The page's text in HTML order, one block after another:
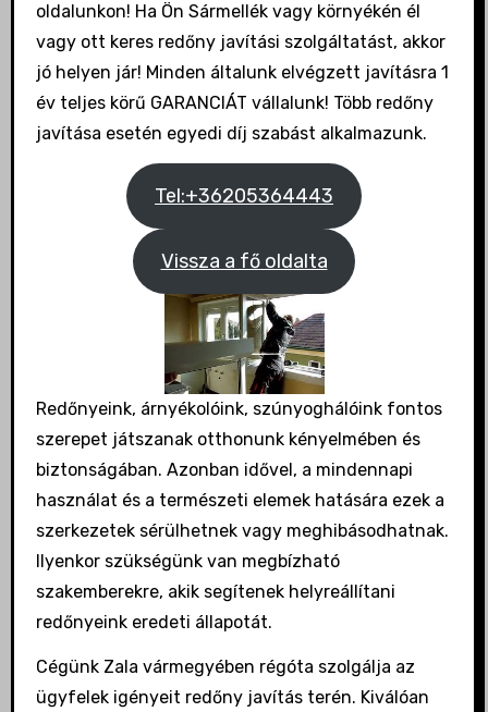
oldalunkon! Ha Ön Sármellék vagy környékén él
vagy ott keres redőny javítási szolgáltatást, akkor
jó helyen jár! Minden általunk elvégzett javításra 1
év teljes körű GARANCIÁT vállalunk! Több redőny
javítása esetén egyedi díj szabást alkalmazunk.
Tel:+36205364443
Vissza a fő oldalta
Redőnyeink, árnyékolóink, szúnyoghálóink fontos
szerepet játszanak otthonunk kényelmében és
biztonságában. Azonban idővel, a mindennapi
használat és a természeti elemek hatására ezek a
szerkezetek sérülhetnek vagy meghibásodhatnak.
Ilyenkor szükségünk van megbízható
szakemberekre, akik segítenek helyreállítani
redőnyeink eredeti állapotát.
Cégünk Zala vármegyében régóta szolgálja az
ügyfelek igényeit redőny javítás terén. Kiválóan